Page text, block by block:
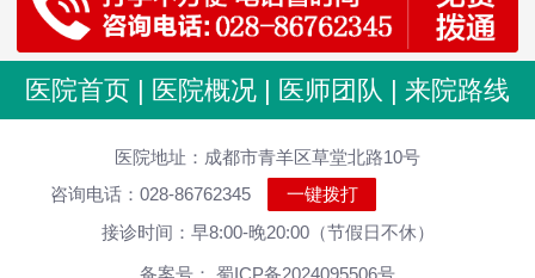
射精痛是指男性在射精时出现疼痛或不适的症状。在一定程度上会影响到房事的质量，对身体和心理都会造成较大的影响。那么射精痛是怎么了？ 2026-07-22
射精痛是指男性在性行为或撸管过程中射精时出现的疼痛感。造成射精痛的原因多种多样，包括生殖部位炎症、房事过度、前列腺增生等因素。 2026-07-22
龟头发痒是怎么了？ 2026-04-23
滴虫性龟头包皮炎症状有哪些 龟头炎怎么治
包皮龟头炎的危害有哪些？
医院首页 | 医院概况 | 医师团队 | 来院路线
医院地址：成都市青羊区草堂北路10号
咨询电话：028-86762345
一键拨打
接诊时间：早8:00-晚20:00（节假日不休）